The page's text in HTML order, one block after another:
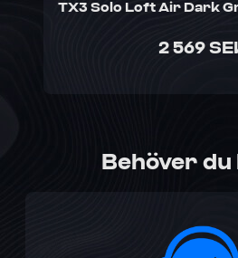
TX3 Solo Loft Air Dark
2 569
Behöver du